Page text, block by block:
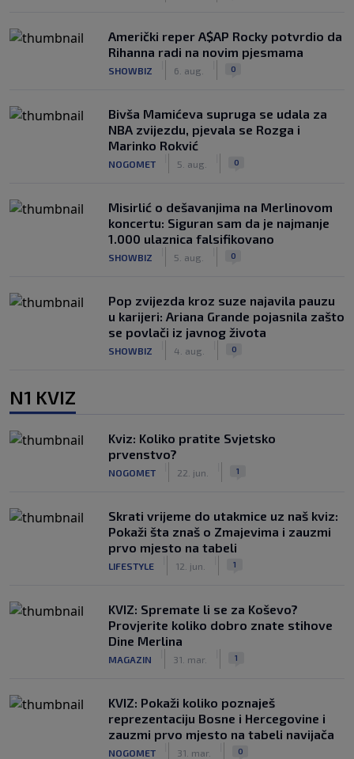
Američki reper A$AP Rocky potvrdio da
Rihanna radi na novim pjesmama
SHOWBIZ 6. aug. 0
Bivša Mamićeva supruga se udala za
NBA zvijezdu, pjevala se Rozga i
Marinko Rokvić
NOGOMET 5. aug. 0
Misirlić o dešavanjima na Merlinovom
koncertu: Siguran sam da je najmanje
1.000 ulaznica falsifikovano
SHOWBIZ 5. aug. 0
Pop zvijezda kroz suze najavila pauzu
u karijeri: Ariana Grande pojasnila zašto
se povlači iz javnog života
SHOWBIZ 4. aug. 0
N1 KVIZ
Kviz: Koliko pratite Svjetsko
prvenstvo?
NOGOMET 22. jun. 1
Skrati vrijeme do utakmice uz naš kviz:
Pokaži šta znaš o Zmajevima i zauzmi
prvo mjesto na tabeli
LIFESTYLE 12. jun. 1
KVIZ: Spremate li se za Koševo?
Provjerite koliko dobro znate stihove
Dine Merlina
MAGAZIN 31. mar. 1
KVIZ: Pokaži koliko poznaješ
reprezentaciju Bosne i Hercegovine i
zauzmi prvo mjesto na tabeli navijača
NOGOMET 31. mar. 0